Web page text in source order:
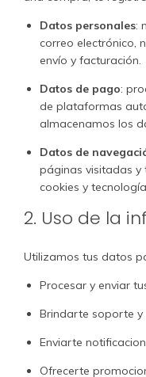
Datos personales:
correo electrónico,
envío y facturación.
Datos de pago:
de plataformas
almacenamos los
Datos de
páginas visitadas y
cookies y
2. Uso de la
Utilizamos tus datos
Procesar y enviar
Brindarte soporte y
Enviarte
Ofrecerte